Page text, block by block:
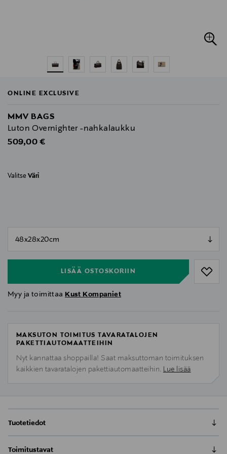
ONLINE EXCLUSIVE
MMV BAGS
Luton Overnighter -nahkalaukku
Original Price
509,00 €
Valitse Väri
LISÄÄ OSTOSKORIIN
Myy ja toimittaa Kust Kompaniet
MAKSUTON TOIMITUS TAVARATALOJEN
PAKETTIAUTOMAATTEIHIN
Nyt kannattaa shoppailla! Saat maksuttoman toimituksen
kaikkien tavaratalojen pakettiautomaatteihin. Lue lisää
Tuotetiedot
matkatarpeille. Kaikki Luton sarjan laukkumme on
Toimitustavat